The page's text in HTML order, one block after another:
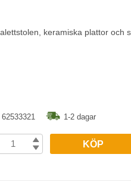
keramiska plattor och
62533321 1-2 dagar
KÖP